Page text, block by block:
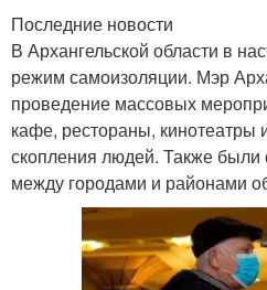
Последние новости
В Архангельской области в
режим самоизоляции. Мэр
проведение массовых
кафе, рестораны, кинотеатры
скопления людей. Также
между городами и районами